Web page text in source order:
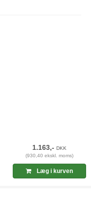
1.163,-DKK
(930,40 ekskl. moms)
Læg i kurven